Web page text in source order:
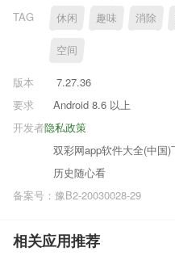
TAG 休闲 趣味 消除
空间
版本
7.27.36
要求
Android 8.6 以上
隐私政策
开发者
双彩网app软件大全(中国
历史随心看
备案号：豫B2-20030028-29
相关应用推荐